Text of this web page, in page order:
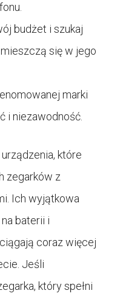
budżet i szukaj
się w jego
marki
i niezawodność.
które
zegarków z
Ich wyjątkowa
baterii i
coraz więcej
Jeśli
który spełni